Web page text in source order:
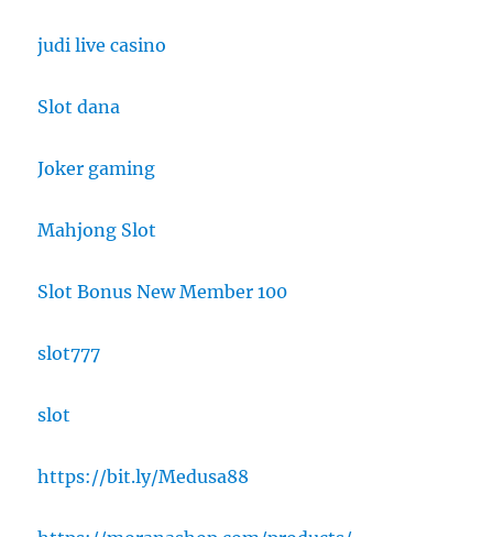
judi live casino
Slot dana
Joker gaming
Mahjong Slot
Slot Bonus New Member 100
slot777
slot
https://bit.ly/Medusa88